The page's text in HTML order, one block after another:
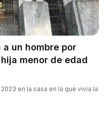
a un hombre por
menor de edad
en la casa en la que vivía la